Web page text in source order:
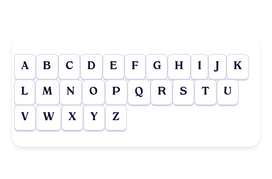
A B C D E F G H I J K
L M N O P Q R S T U
V W X Y Z